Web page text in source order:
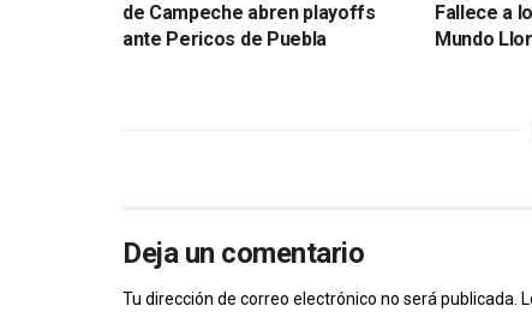
de Campeche abren playoffs
ante Pericos de Puebla
Fallece a
Mundo
Deja un comentario
Tu dirección de correo electrónico no será publicada.